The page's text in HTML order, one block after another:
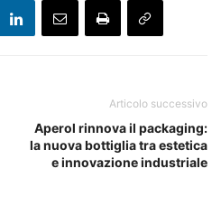
Articolo successivo
Aperol rinnova il packaging:
la nuova bottiglia tra estetica
e innovazione industriale